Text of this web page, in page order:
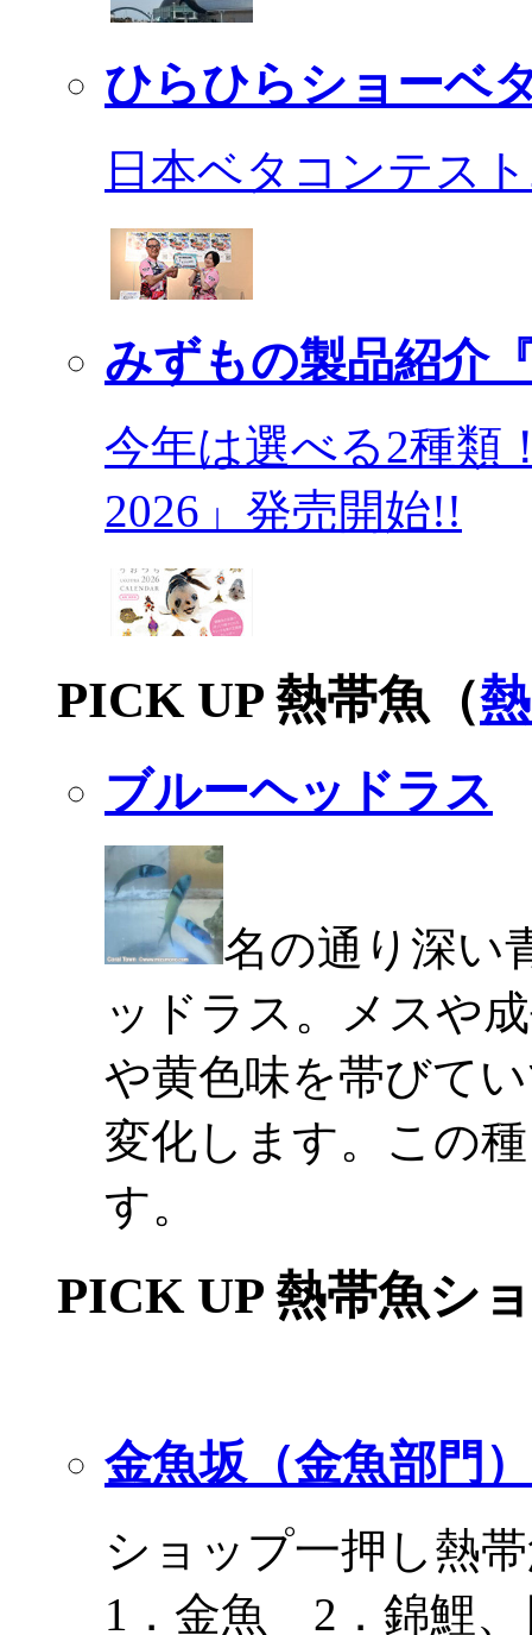
ひらひらショーベ
日本ベタコンテス
みずもの製品紹介
今年は選べる2種類
2026」発売開始!!
PICK UP 熱帯魚（
ブルーヘッドラス
名の通り深い
ッドラス。メスや
や黄色味を帯びて
変化します。この
す。
PICK UP 熱帯魚シ
金魚坂（金魚部門）
ショップ一押し熱
1．金魚 2．錦鯉、